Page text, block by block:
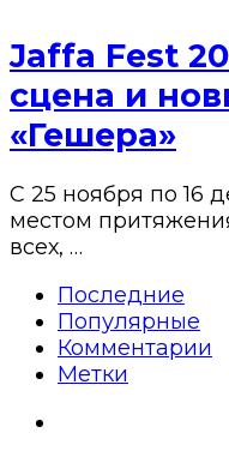
Jaffa Fest
сцена и
«Гешера»
С 25 ноября по 16
местом
всех, …
Последние
Популярные
Комментарии
Метки